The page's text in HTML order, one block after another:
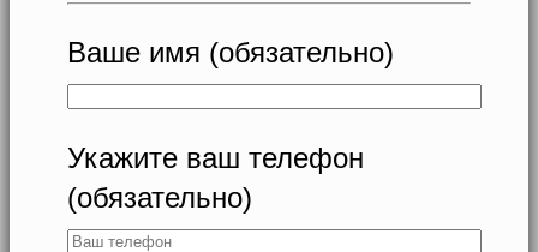
Ваше имя (обязательно)
Укажите ваш телефон
(обязательно)